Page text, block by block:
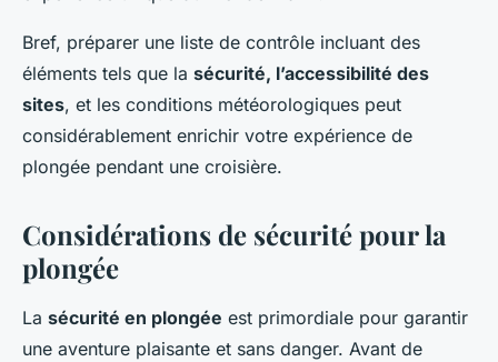
Bref, préparer une liste de contrôle incluant des
éléments tels que la sécurité, l’accessibilité des
sites, et les conditions météorologiques peut
considérablement enrichir votre expérience de
plongée pendant une croisière.
Considérations de sécurité pour la
plongée
La sécurité en plongée est primordiale pour garantir
une aventure plaisante et sans danger. Avant de